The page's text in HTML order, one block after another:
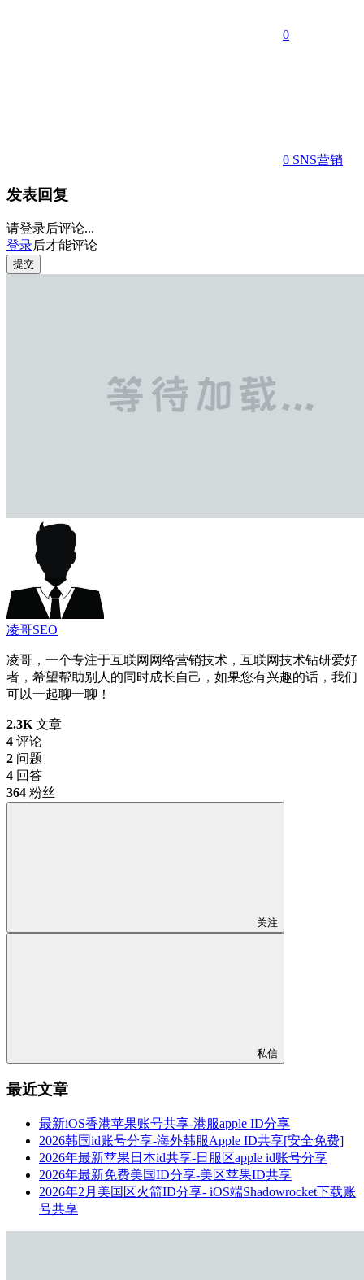
0
0 SNS营销
发表回复
请登录后评论...
登录后才能评论
提交
凌哥SEO
凌哥，一个专注于互联网网络营销技术，互联网技术钻研爱好
者，希望帮助别人的同时成长自己，如果您有兴趣的话，我们
可以一起聊一聊！
2.3K 文章
4 评论
2 问题
4 回答
364 粉丝
关注
私信
最近文章
最新iOS香港苹果账号共享-港服apple ID分享
2026韩国id账号分享-海外韩服Apple ID共享[安全免费]
2026年最新苹果日本id共享-日服区apple id账号分享
2026年最新免费美国ID分享-美区苹果ID共享
2026年2月美国区火箭ID分享- iOS端Shadowrocket下载账
号共享